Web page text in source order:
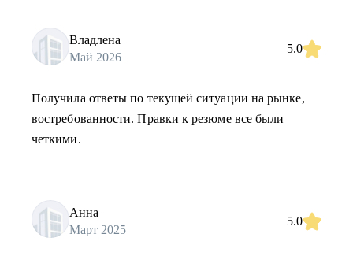
Владлена
Май 2026
5.0
Получила ответы по текущей ситуации на рынке,
востребованности. Правки к резюме все были
четкими.
Анна
Март 2025
5.0